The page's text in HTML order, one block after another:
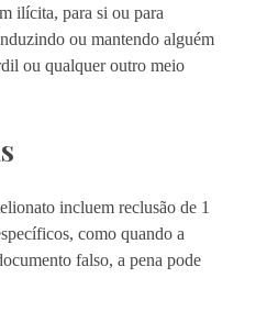
ilícita, para si ou para
ou mantendo alguém
ou qualquer outro meio
incluem reclusão de 1
como quando a
falso, a pena pode